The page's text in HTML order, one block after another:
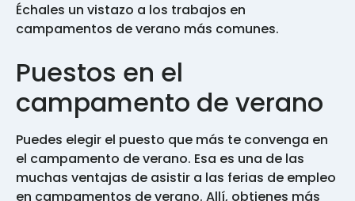
Échales un vistazo a los trabajos en
campamentos de verano más comunes.
Puestos en el
campamento de verano
Puedes elegir el puesto que más te convenga en
el campamento de verano. Esa es una de las
muchas ventajas de asistir a las ferias de empleo
en campamentos de verano. Allí, obtienes más